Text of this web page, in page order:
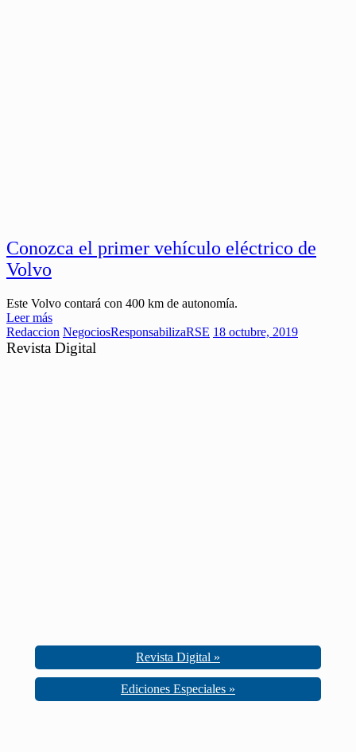
Conozca el primer vehículo eléctrico de
Volvo
Este Volvo contará con 400 km de autonomía.
Leer más
Redaccion NegociosResponsabilizaRSE 18 octubre, 2019
Revista Digital
Revista Digital »
Ediciones Especiales »